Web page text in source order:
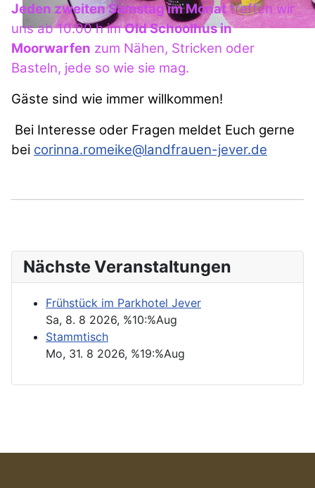
Nächste Veranstaltungen
Frühstück im Parkhotel Jever
Sa, 8. 8 2026, %10:%Aug
Stammtisch
Mo, 31. 8 2026, %19:%Aug
Jeden zweiten Samstag im Monattreffen wir
uns ab 10.00 h imOld Schoolhus in
Moorwarfen zum Nähen, Stricken oder
Basteln, jede so wie sie mag.
Gäste sind wie immer willkommen!
Bei Interesse oder Fragen meldet Euch gerne
bei corinna.romeike@landfrauen-jever.de